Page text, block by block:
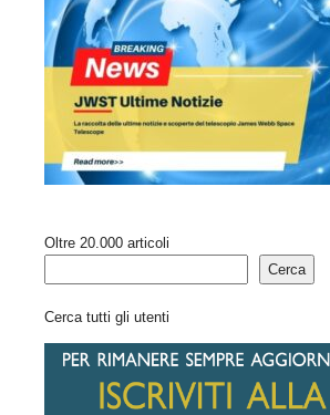
Oltre 20.000 articoli
Cerca
Cerca tutti gli utenti